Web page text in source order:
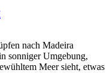
nach Madeira
sonniger Umgebung,
Meer sieht, etwas